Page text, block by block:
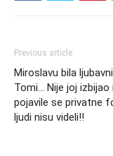
Previous article
Miroslavu bila
Tomi… Nije joj izbijao
pojavile se privatne
ljudi nisu videli!!